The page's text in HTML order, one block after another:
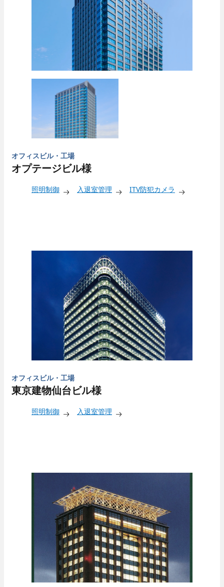
オフィスビル・工場
オプテージビル様
照明制御 入退室管理 ITV防犯カメラ
オフィスビル・工場
東京建物仙台ビル様
照明制御 入退室管理